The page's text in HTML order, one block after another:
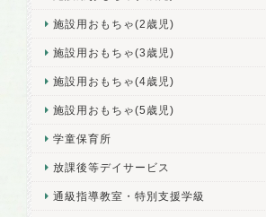
施設用おもちゃ(2歳児)
施設用おもちゃ(3歳児)
施設用おもちゃ(4歳児)
施設用おもちゃ(5歳児)
学童保育所
放課後等デイサービス
通級指導教室・特別支援学級